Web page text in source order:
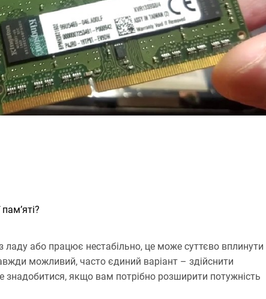
т
а
н
н
я
або працює нестабільно, це може суттєво вплинути
можливий, часто єдиний варіант – здійснити
знадобитися, якщо вам потрібно розширити потужність